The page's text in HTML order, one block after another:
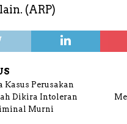
(ARP)
Kasus Perusakan
Dikira Intoleran
Murni